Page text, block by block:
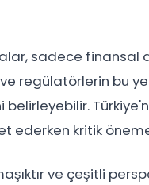
sadece finansal
regülatörlerin bu
ederken kritik
ve çeşitli